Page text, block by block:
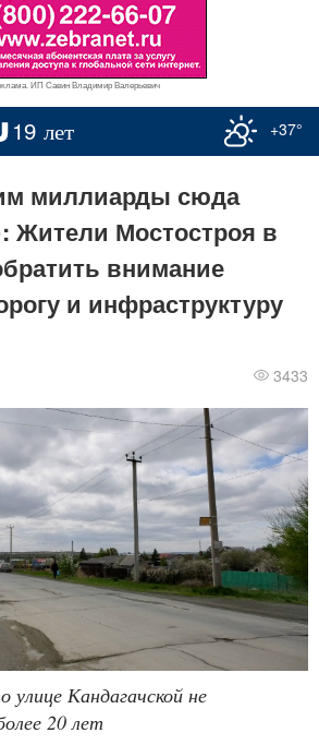
ИП Савин Владимир Валерьевич
+37°
миллиарды сюда
Жители Мостостроя в
внимание
и инфраструктуру
3433
Кандагачской не
20 лет